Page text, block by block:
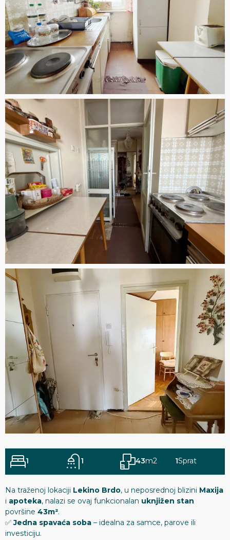
1 1 m2
43 Sprat
1
Na traženoj lokaciji Lekino Brdo, u neposrednoj blizini Maxija
i apoteka, nalazi se ovaj funkcionalan uknjižen stan
površine 43m².
✅Jedna spavaća soba – idealna za samce, parove ili
investiciju.